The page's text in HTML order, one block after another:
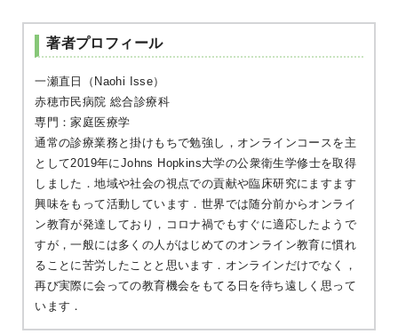
一瀬直日（Naohi Isse）
赤穂市民病院 総合診療科
専門：家庭医療学
通常の診療業務と掛けもちで勉強し，オンラインコースを主
として2019年にJohns Hopkins大学の公衆衛生学修士を取得
しました．地域や社会の視点での貢献や臨床研究にますます
興味をもって活動しています．世界では随分前からオンライ
ン教育が発達しており，コロナ禍でもすぐに適応したようで
すが，一般には多くの人がはじめてのオンライン教育に慣れ
ることに苦労したことと思います．オンラインだけでなく，
再び実際に会っての教育機会をもてる日を待ち遠しく思って
います．